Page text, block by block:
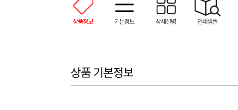
상품정보 기본정보 상세설명 인쇄샘플
상품 기본정보